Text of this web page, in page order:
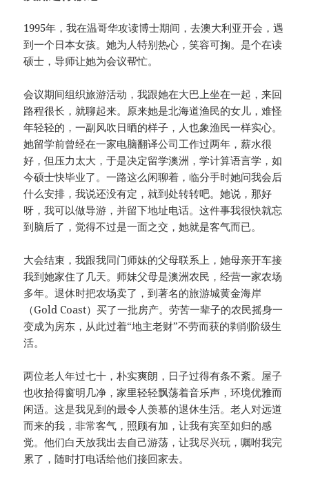
1995年，我在温哥华攻读博士期间，去澳大利亚开会，遇
到一个日本女孩。她为人特别热心，笑容可掬。是个在读
硕士，导师让她为会议帮忙。
会议期间组织旅游活动，我跟她在大巴上坐在一起，来回
路程很长，就聊起来。原来她是北海道渔民的女儿，难怪
年轻轻的，一副风吹日晒的样子，人也象渔民一样实心。
她留学前曾经在一家电脑翻译公司工作过两年，薪水很
好，但压力太大，于是决定留学澳洲，学计算语言学，如
今硕士快毕业了。一路这么闲聊着，临分手时她问我会后
什么安排，我说还没有定，就到处转转吧。她说，那好
呀，我可以做导游，并留下地址电话。这件事我很快就忘
到脑后了，觉得不过是一面之交，她就是客气而已。
大会结束，我跟我同门师妹的父母联系上，她母亲开车接
我到她家住了几天。师妹父母是澳洲农民，经营一家农场
多年。退休时把农场卖了，到著名的旅游城黄金海岸
（Gold Coast）买了一批房产。劳苦一辈子的农民摇身一
变成为房东，从此过着“地主老财”不劳而获的剥削阶级生
活。
两位老人年过七十，朴实爽朗，日子过得有条不紊。屋子
也收拾得窗明几净，家里轻轻飘荡着音乐声，环境优雅而
闲适。这是我见到的最令人羡慕的退休生活。老人对远道
而来的我，非常客气，照顾有加，让我有宾至如归的感
觉。他们白天放我出去自己游荡，让我尽兴玩，嘱咐我完
累了，随时打电话给他们接回家去。